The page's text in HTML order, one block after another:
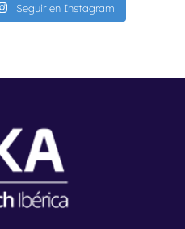
Seguir en Instagram